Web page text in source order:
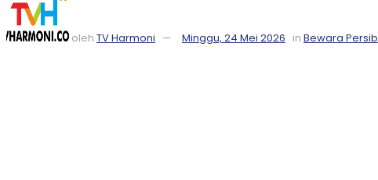
oleh TV Harmoni Minggu, 24 Mei 2026 in Bewara Persib